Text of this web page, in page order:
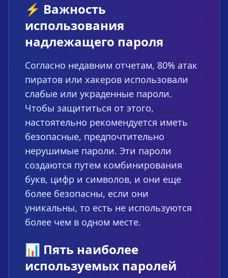
⚡ Важность
использования
надлежащего пароля
Согласно недавним отчетам, 80% атак
пиратов или хакеров использовали
слабые или украденные пароли.
Чтобы защититься от этого,
настоятельно рекомендуется иметь
безопасные, предпочтительно
нерушимые пароли. Эти пароли
создаются путем комбинирования
букв, цифр и символов, и они еще
более безопасны, если они
уникальны, то есть не используются
более чем в одном месте.
📊 Пять наиболее
используемых паролей